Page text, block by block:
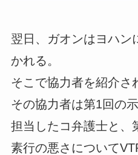
翌日、ガオンはヨハン
かれる。
そこで協力者を紹介さ
その協力者は第1回の
担当したコ弁護士と、
素行の悪さについて